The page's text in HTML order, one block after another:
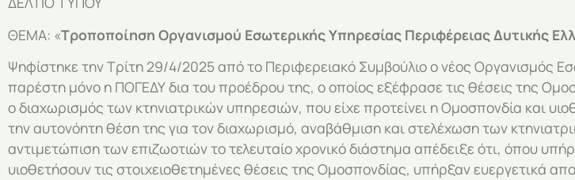
ΘΕΜΑ: «Τροποποίηση Οργανισμού Εσωτερικής Υπηρεσίας Περιφέρειας Δυτικής
Ψηφίστηκε την Τρίτη 29/4/2025 από το Περιφερειακό Συμβούλιο ο νέος Οργανισμός
παρέστη μόνο η ΠΟΓΕΔΥ δια του προέδρου της, ο οποίος εξέφρασε τις θέσεις της
ο διαχωρισμός των κτηνιατρικών υπηρεσιών, που είχε προτείνει η Ομοσπονδία και
την αυτονόητη θέση της για τον διαχωρισμό, αναβάθμιση και στελέχωση των
αντιμετώπιση των επιζωοτιών το τελευταίο χρονικό διάστημα απέδειξε ότι, όπου
υιοθετήσουν τις στοιχειοθετημένες θέσεις της Ομοσπονδίας, υπήρξαν ευεργετικά